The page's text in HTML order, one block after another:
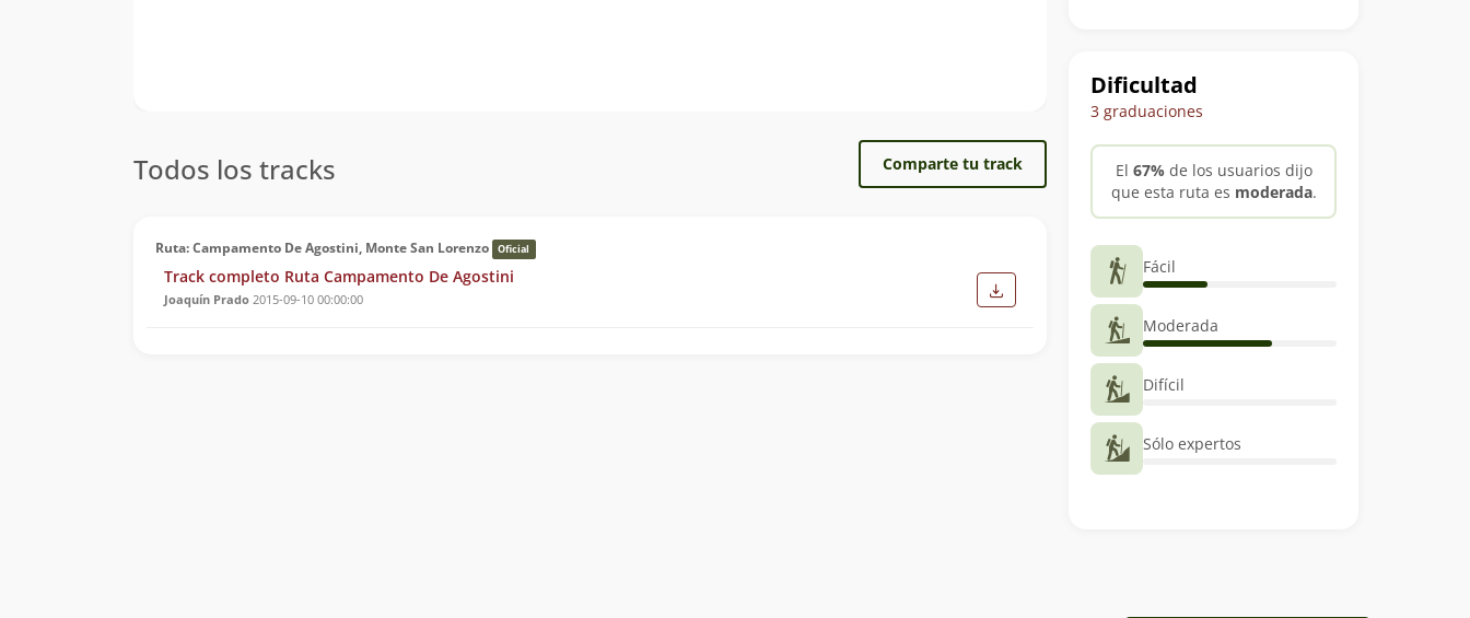
Dificultad
3 graduaciones
El 67% de los usuarios dijo
que esta ruta es moderada.
Fácil
Moderada
Difícil
Sólo expertos
Todos los tracks Comparte tu track
Ruta: Campamento De Agostini, Monte San Lorenzo Oficial
Track completo Ruta Campamento De Agostini
Joaquín Prado 2015-09-10 00:00:00